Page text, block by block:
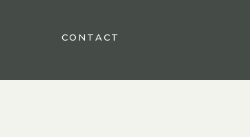
CONTACT